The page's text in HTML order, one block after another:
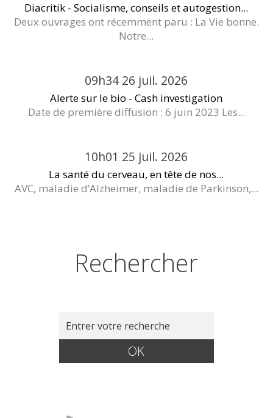
Diacritik - Socialisme, conseils et autogestion...
Deux ouvrages ont récemment paru : La Vie bonne.
Notre...
09h34 26 juil. 2026
Alerte sur le bio - Cash investigation
Date de première diffusion : 6 juin 2023 Les...
10h01 25 juil. 2026
La santé du cerveau, en tête de nos...
AVC, maladie d’Alzheimer, maladie de Parkinson,...
Rechercher